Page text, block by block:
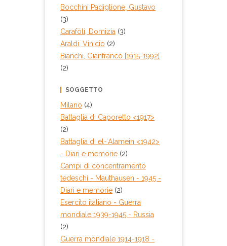
Bocchini Padiglione, Gustavo
(3)
Carafòli, Domizia (3)
Araldi, Vinicio (2)
Bianchi, Gianfranco [1915-1992]
(2)
SOGGETTO
Milano (4)
Battaglia di Caporetto <1917>
(2)
Battaglia di el-ʻAlamein <1942>
- Diari e memorie (2)
Campi di concentramento
tedeschi - Mauthausen - 1945 -
Diari e memorie (2)
Esercito italiano - Guerra
mondiale 1939-1945 - Russia
(2)
Guerra mondiale 1914-1918 -